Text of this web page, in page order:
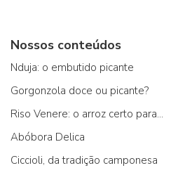
Nossos conteúdos
Nduja: o embutido picante
Gorgonzola doce ou picante?
Riso Venere: o arroz certo para...
Abóbora Delica
Ciccioli, da tradição camponesa